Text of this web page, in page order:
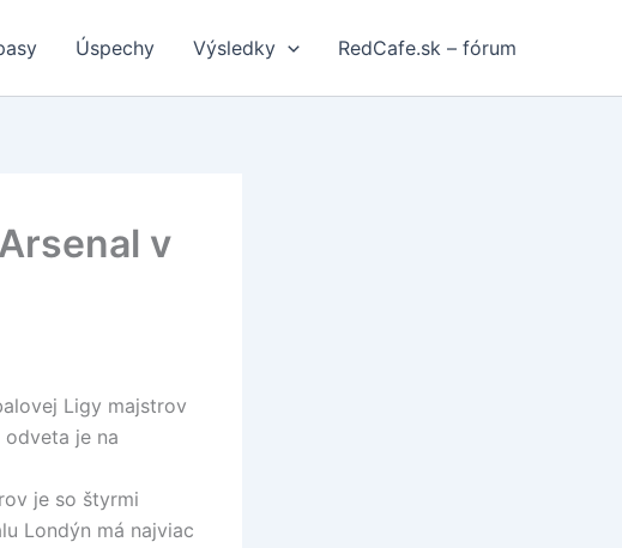
Úspechy Výsledky RedCafe.sk – fórum
v
Ligy majstrov
je na
je so štyrmi
Londýn má najviac